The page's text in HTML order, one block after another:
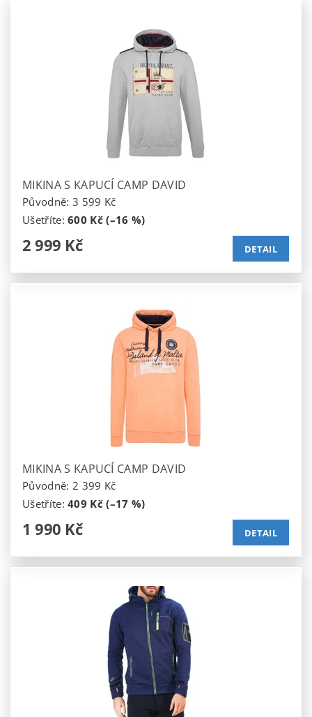
MIKINA S KAPUCÍ CAMP DAVID
Původně: 3 599 Kč
Ušetříte:600 Kč (–16 %)
2 999 Kč DETAIL
MIKINA S KAPUCÍ CAMP DAVID
Původně: 2 399 Kč
Ušetříte:409 Kč (–17 %)
1 990 Kč DETAIL